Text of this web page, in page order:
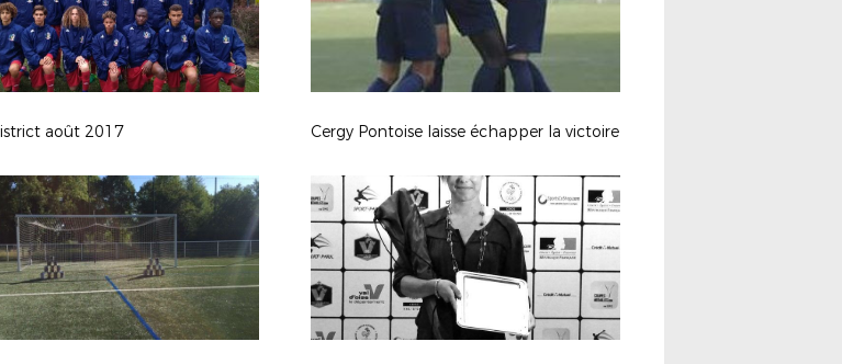
août 2017 Cergy Pontoise laisse échapper la victoire